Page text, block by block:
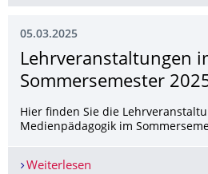
05.03.2025
Lehrveranstaltun­gen
Sommersemester
Hier finden Sie die
Medienpädagogik im
Weiterlesen